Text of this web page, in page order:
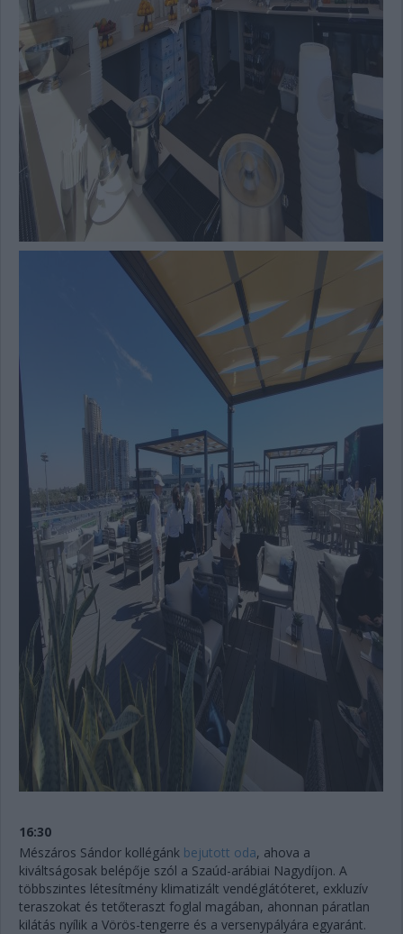
16:30
Mészáros Sándor kollégánk bejutott oda, ahova a
kiváltságosak belépője szól a Szaúd-arábiai Nagydíjon. A
többszintes létesítmény klimatizált vendéglátóteret, exkluzív
teraszokat és tetőteraszt foglal magában, ahonnan páratlan
kilátás nyílik a Vörös-tengerre és a versenypályára egyaránt.